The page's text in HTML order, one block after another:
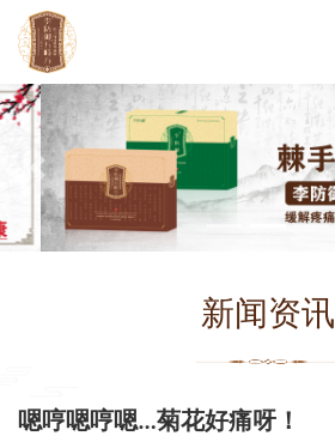
新闻资讯
嗯哼嗯哼嗯…菊花好痛呀！